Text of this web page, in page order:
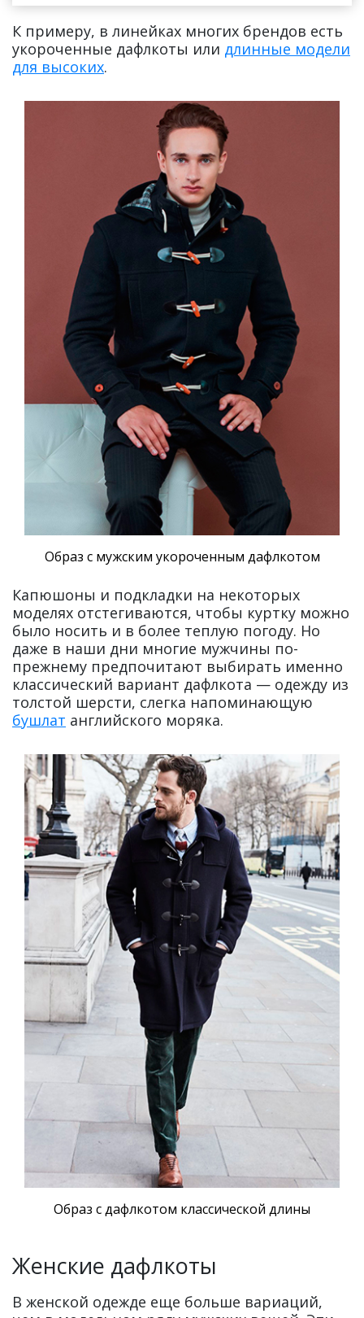
К примеру, в линейках многих брендов есть
укороченные дафлкоты или длинные модели
для высоких.
Образ с мужским укороченным дафлкотом
Капюшоны и подкладки на некоторых
моделях отстегиваются, чтобы куртку можно
было носить и в более теплую погоду. Но
даже в наши дни многие мужчины по-
прежнему предпочитают выбирать именно
классический вариант дафлкота — одежду из
толстой шерсти, слегка напоминающую
бушлат английского моряка.
Образ с дафлкотом классической длины
Женские дафлкоты
В женской одежде еще больше вариаций,